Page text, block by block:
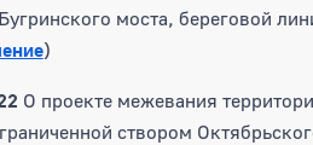
моста, береговой
)
О проекте межевания
створом